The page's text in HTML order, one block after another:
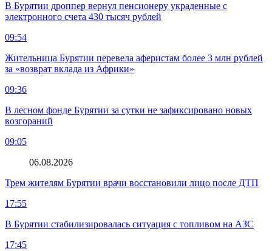
В Бурятии дроппер вернул пенсионеру украденные с
электронного счета 430 тысяч рублей
09:54
Жительница Бурятии перевела аферистам более 3 млн рублей
за «возврат вклада из Африки»
09:36
В лесном фонде Бурятии за сутки не зафиксировано новых
возгораний
09:05
06.08.2026
Трем жителям Бурятии врачи восстановили лицо после ДТП
17:55
В Бурятии стабилизировалась ситуация с топливом на АЗС
17:45